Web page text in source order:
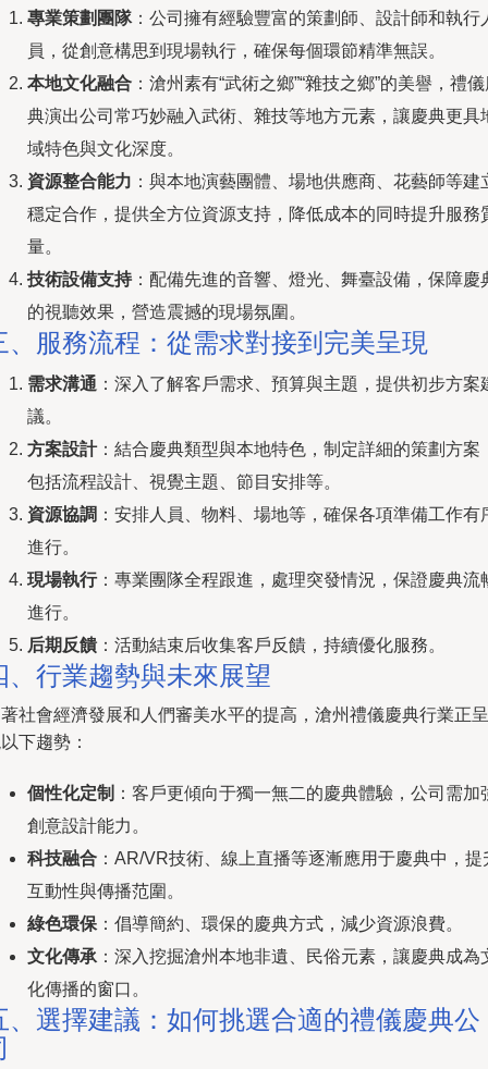
專業策劃團隊：公司擁有經驗豐富的策劃師、設計師和執行
員，從創意構思到現場執行，確保每個環節精準無誤。
本地文化融合 ：滄州素有“武術之鄉”“雜技之鄉”的美譽，禮
典演出公司常巧妙融入武術、雜技等地方元素，讓慶典更具
域特色與文化深度。
資源整合能力 ：與本地演藝團體、場地供應商、花藝師等建
穩定合作，提供全方位資源支持，降低成本的同時提升服務
量。
技術設備支持：配備先進的音響、燈光、舞臺設備，保障慶
的視聽效果，營造震撼的現場氛圍。
、服務流程：從需求對接到完美呈現
需求溝通 ：深入了解客戶需求、預算與主題，提供初步方案
議。
方案設計：結合慶典類型與本地特色，制定詳細的策劃方案
包括流程設計、視覺主題、節目安排等。
資源協調 ：安排人員、物料、場地等，確保各項準備工作有
進行。
現場執行：專業團隊全程跟進，處理突發情況，保證慶典流
進行。
后期反饋 ：活動結束后收集客戶反饋，持續優化服務。
、行業趨勢與未來展望
社會經濟發展和人們審美水平的提高，滄州禮儀慶典行業正呈
下趨勢：
個性化定制 ：客戶更傾向于獨一無二的慶典體驗，公司需加
創意設計能力。
科技融合 ：AR/VR技術、線上直播等逐漸應用于慶典中，提
互動性與傳播范圍。
綠色環保 ：倡導簡約、環保的慶典方式，減少資源浪費。
文化傳承 ：深入挖掘滄州本地非遺、民俗元素，讓慶典成為
化傳播的窗口。
、選擇建議：如何挑選合適的禮儀慶典公